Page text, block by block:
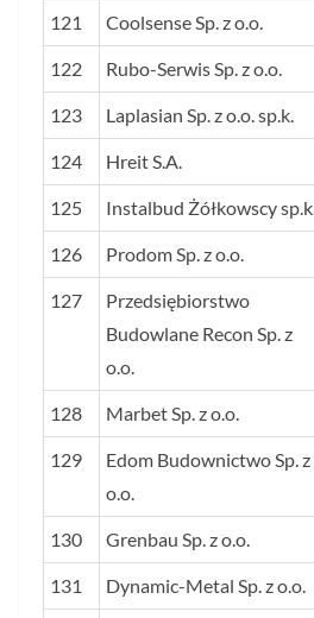
121 Coolsense Sp. z o.o.
122 Rubo-Serwis Sp. z o.o.
123 Laplasian Sp. z o.o. sp.k.
124 Hreit S.A.
125 Instalbud Żółkowscy sp.k.
126 Prodom Sp. z o.o.
127
Przedsiębiorstwo
Budowlane Recon Sp. z
o.o.
128 Marbet Sp. z o.o.
129
Edom Budownictwo Sp. z
o.o.
130 Grenbau Sp. z o.o.
131 Dynamic-Metal Sp. z o.o.